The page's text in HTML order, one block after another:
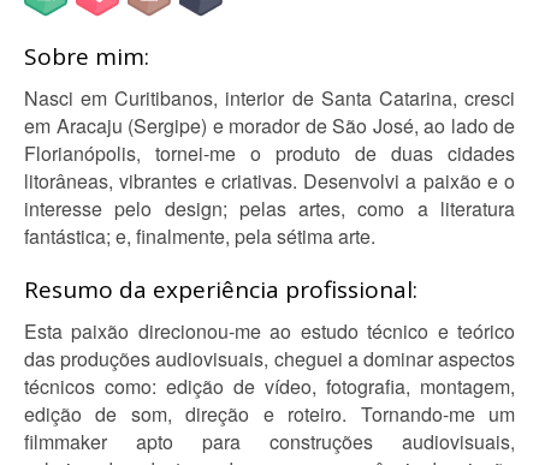
Sobre mim:
Nasci em Curitibanos, interior de Santa Catarina, cresci
em Aracaju (Sergipe) e morador de São José, ao lado de
Florianópolis, tornei-me o produto de duas cidades
litorâneas, vibrantes e criativas. Desenvolvi a paixão e o
interesse pelo design; pelas artes, como a literatura
fantástica; e, finalmente, pela sétima arte.
Resumo da experiência profissional:
Esta paixão direcionou-me ao estudo técnico e teórico
das produções audiovisuais, cheguei a dominar aspectos
técnicos como: edição de vídeo, fotografia, montagem,
edição de som, direção e roteiro. Tornando-me um
filmmaker apto para construções audiovisuais,